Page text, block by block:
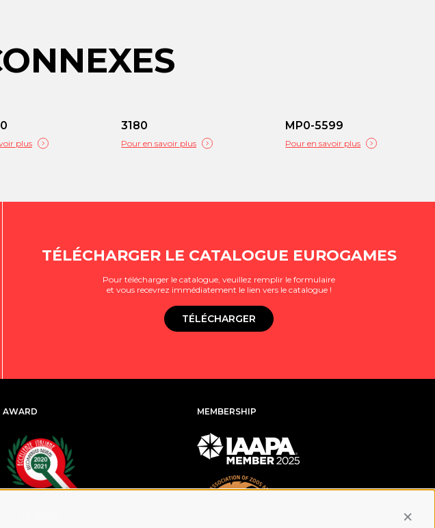
plus
3180
Pour en savoir plus
MP0-5599
Pour en savoir plus
TÉLÉCHARGER LE CATALOGUE EUROGAMES
Pour télécharger le catalogue, veuillez remplir le formulaire
et vous recevrez immédiatement le lien vers le catalogue !
TÉLÉCHARGER
AWARD MEMBERSHIP